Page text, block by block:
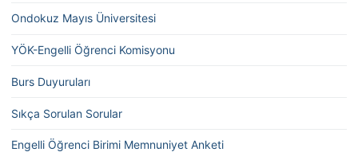
Ondokuz Mayıs Üniversitesi
YÖK-Engelli Öğrenci Komisyonu
Burs Duyuruları
Sıkça Sorulan Sorular
Engelli Öğrenci Birimi Memnuniyet Anketi